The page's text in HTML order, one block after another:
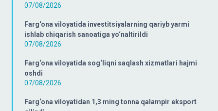
07/08/2026
Farg‘ona viloyatida investitsiyalarning qariyb yarmi
ishlab chiqarish sanoatiga yo‘naltirildi
07/08/2026
Farg‘ona viloyatida sog‘liqni saqlash xizmatlari hajmi
oshdi
07/08/2026
Farg‘ona viloyatidan 1,3 ming tonna qalampir eksport